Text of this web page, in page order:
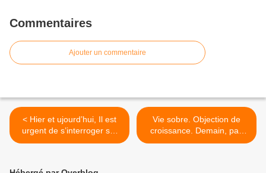
Commentaires
Ajouter un commentaire
< Hier et ujourd’hui, Il est
urgent de s’interroger sur
les causes profondes de la
Vie sobre. Objection de
croissance. Demain, pas
comme hier. Impossible de